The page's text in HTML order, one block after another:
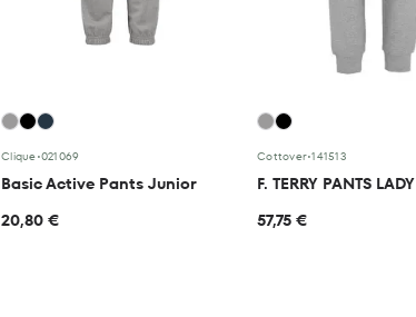
Clique•021069
Basic Active Pants Junior
20,80 €
Cottover•141513
F. TERRY PANTS LADY
57,75 €